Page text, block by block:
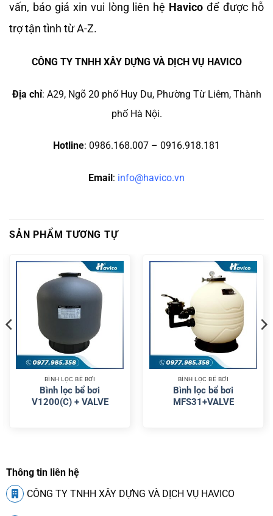
vấn, báo giá xin vui lòng liên hệ Havico để được hỗ
trợ tận tình từ A-Z.
CÔNG TY TNHH XÂY DỰNG VÀ DỊCH VỤ HAVICO
Địa chỉ: A29, Ngõ 20 phố Huy Du, Phường Từ Liêm, Thành
phố Hà Nội.
Hotline: 0986.168.007 – 0916.918.181
Email : info@havico.vn
SẢN PHẨM TƯƠNG TỰ
BÌNH LỌC BỂ BƠI
Bình lọc bể bơi
V1200(C) + VALVE
BÌNH LỌC BỂ BƠI
Bình lọc bể bơi
MFS31+VALVE
Thông tin liên hệ
CÔNG TY TNHH XÂY DỰNG VÀ DỊCH VỤ HAVICO